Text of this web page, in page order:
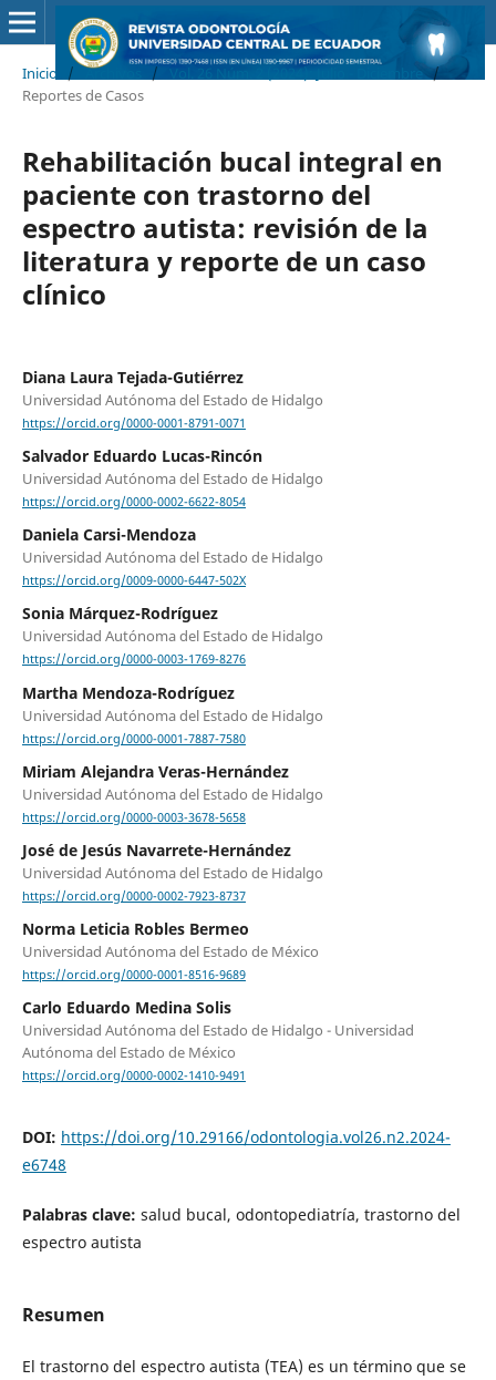
Inicio / Archivos / Vol. 26 Núm. 2 (2024): Julio - Diciembre /
Reportes de Casos
Rehabilitación bucal integral en
paciente con trastorno del
espectro autista: revisión de la
literatura y reporte de un caso
clínico
Diana Laura Tejada-Gutiérrez
Universidad Autónoma del Estado de Hidalgo
https://orcid.org/0000-0001-8791-0071
Salvador Eduardo Lucas-Rincón
Universidad Autónoma del Estado de Hidalgo
https://orcid.org/0000-0002-6622-8054
Daniela Carsi-Mendoza
Universidad Autónoma del Estado de Hidalgo
https://orcid.org/0009-0000-6447-502X
Sonia Márquez-Rodríguez
Universidad Autónoma del Estado de Hidalgo
https://orcid.org/0000-0003-1769-8276
Martha Mendoza-Rodríguez
Universidad Autónoma del Estado de Hidalgo
https://orcid.org/0000-0001-7887-7580
Miriam Alejandra Veras-Hernández
Universidad Autónoma del Estado de Hidalgo
https://orcid.org/0000-0003-3678-5658
José de Jesús Navarrete-Hernández
Universidad Autónoma del Estado de Hidalgo
https://orcid.org/0000-0002-7923-8737
Norma Leticia Robles Bermeo
Universidad Autónoma del Estado de México
https://orcid.org/0000-0001-8516-9689
Carlo Eduardo Medina Solis
Universidad Autónoma del Estado de Hidalgo - Universidad
Autónoma del Estado de México
https://orcid.org/0000-0002-1410-9491
DOI: https://doi.org/10.29166/odontologia.vol26.n2.2024-
e6748
Palabras clave: salud bucal, odontopediatría, trastorno del
espectro autista
Resumen
El trastorno del espectro autista (TEA) es un término que se